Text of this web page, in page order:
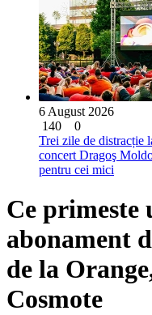
6 August 2026
140
0
Trei zile de distracție
concert Dragoş
pentru cei mici
Ce primeste
abonament
de la
Cosmote